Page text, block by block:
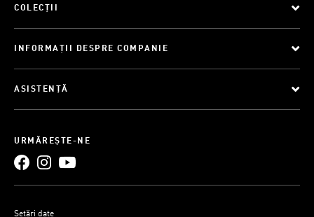
COLECȚII
INFORMAȚII DESPRE COMPANIE
ASISTENȚĂ
URMĂREȘTE-NE
Setări date